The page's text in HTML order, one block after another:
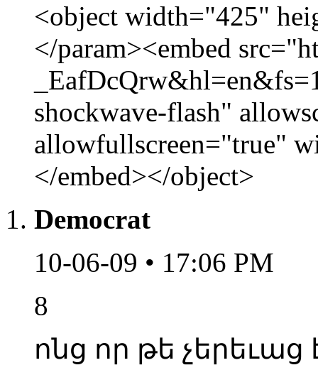
<object width="425"
</param><embed
shockwave-flash"
allowfullscreen="true"
</embed></object>
Democrat
10-06-09 • 17:06 PM
8
ոնց որ թե